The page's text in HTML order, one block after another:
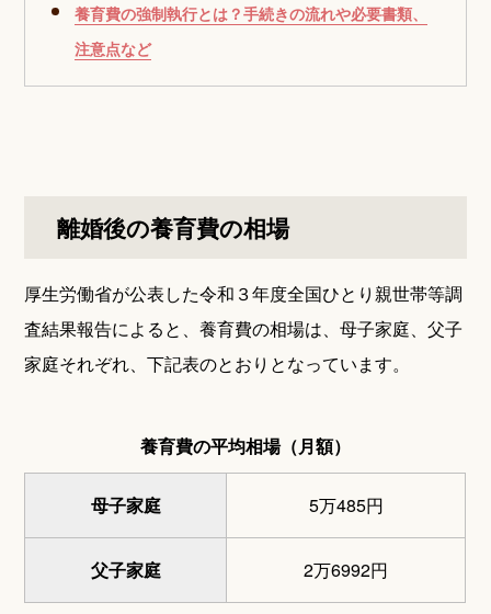
養育費の強制執行とは？手続きの流れや必要書類、
注意点など
離婚後の養育費の相場
厚生労働省が公表した令和３年度全国ひとり親世帯等調
査結果報告によると、養育費の相場は、母子家庭、父子
家庭それぞれ、下記表のとおりとなっています。
養育費の平均相場（月額）
母子家庭 5万485円
父子家庭 2万6992円